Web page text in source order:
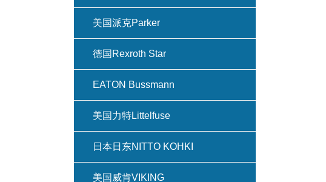
美国派克Parker
德国Rexroth Star
EATON Bussmann
美国力特Littelfuse
日本日东NITTO KOHKI
美国威肯VIKING